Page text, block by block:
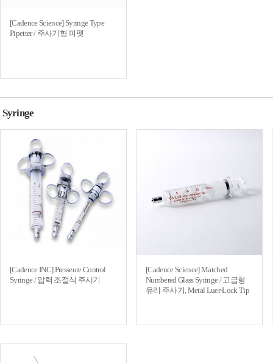
[Cadence Science] Syringe Type
Pipetter / 주사기형 피펫
Syringe
[Cadence INC] Presseure Control
Syringe / 압력 조절식 주사기
[Cadence Science] Matched
Numbered Glass Syringe / 고급형
유리 주사기, Metal Luer-Lock Tip